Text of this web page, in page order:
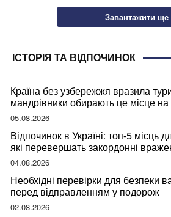
Завантажити ще
ІСТОРІЯ ТА ВІДПОЧИНОК
Країна без узбережжя вразила
мандрівники обирають це місце на
05.08.2026
Відпочинок в Україні: топ-5 місць
які перевершать закордонні
04.08.2026
Необхідні перевірки для безпеки
перед відправленням у подорож
02.08.2026